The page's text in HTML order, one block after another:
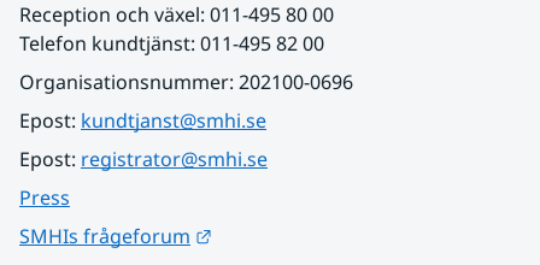
Reception och växel: 011-495 80 00
Telefon kundtjänst: 011-495 82 00
Organisationsnummer: 202100-0696
Epost: kundtjanst@smhi.se
Epost: registrator@smhi.se
Press
SMHIs frågeforum